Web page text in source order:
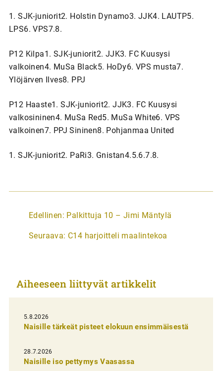
1. SJK-juniorit2. Holstin Dynamo3. JJK4. LAUTP5.
LPS6. VPS7.8.
P12 Kilpa1. SJK-juniorit2. JJK3. FC Kuusysi
valkoinen4. MuSa Black5. HoDy6. VPS musta7.
Ylöjärven Ilves8. PPJ
P12 Haaste1. SJK-juniorit2. JJK3. FC Kuusysi
valkosininen4. MuSa Red5. MuSa White6. VPS
valkoinen7. PPJ Sininen8. Pohjanmaa United
1. SJK-juniorit2. PaRi3. Gnistan4.5.6.7.8.
A
t
k
e
l
i
e
n
Edellinen: Palkittuja 10 – Jimi Mäntylä
Seuraava: C14 harjoitteli maalintekoa
Aiheeseen liittyvät artikkelit
5.8.2026
Naisille tärkeät pisteet elokuun ensimmäisestä
28.7.2026
Naisille iso pettymys Vaasassa